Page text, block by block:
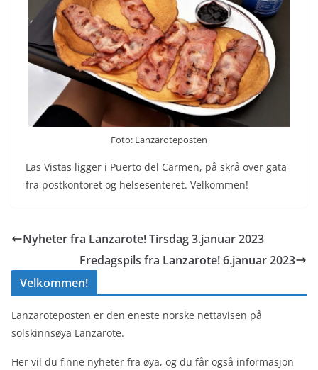
Foto: Lanzaroteposten
Las Vistas ligger i Puerto del Carmen, på skrå over gata
fra postkontoret og helsesenteret. Velkommen!
Nyheter fra Lanzarote! Tirsdag 3.januar 2023
Fredagspils fra Lanzarote! 6.januar 2023
Velkommen!
Lanzaroteposten er den eneste norske nettavisen på
solskinnsøya Lanzarote.
Her vil du finne nyheter fra øya, og du får også informasjon